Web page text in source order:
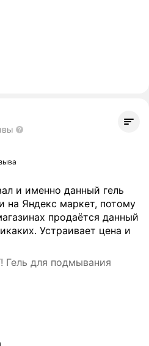
и именно данный гель
на Яндекс маркет, потому
продаётся данный
Устраивает цена и
Гель для подмывания